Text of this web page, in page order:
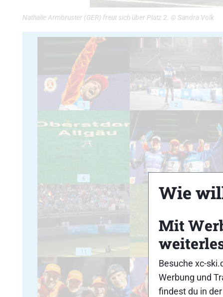
Nathalie Armbruster (GER) freut sich über Platz 2. © Sandra Volk
1 2
6
11 12
Wie
Mit
Besuche xc-
Werbung und
findest du in der